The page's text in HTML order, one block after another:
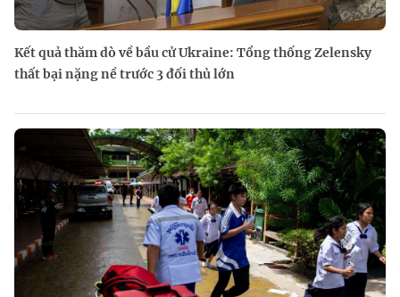
Kết quả thăm dò về bầu cử Ukraine: Tổng thống Zelensky
thất bại nặng nề trước 3 đối thủ lớn